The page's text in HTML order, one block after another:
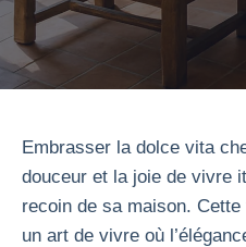
Embrasser la dolce vita
douceur et la joie de vivre
recoin de sa maison.
un art de vivre où